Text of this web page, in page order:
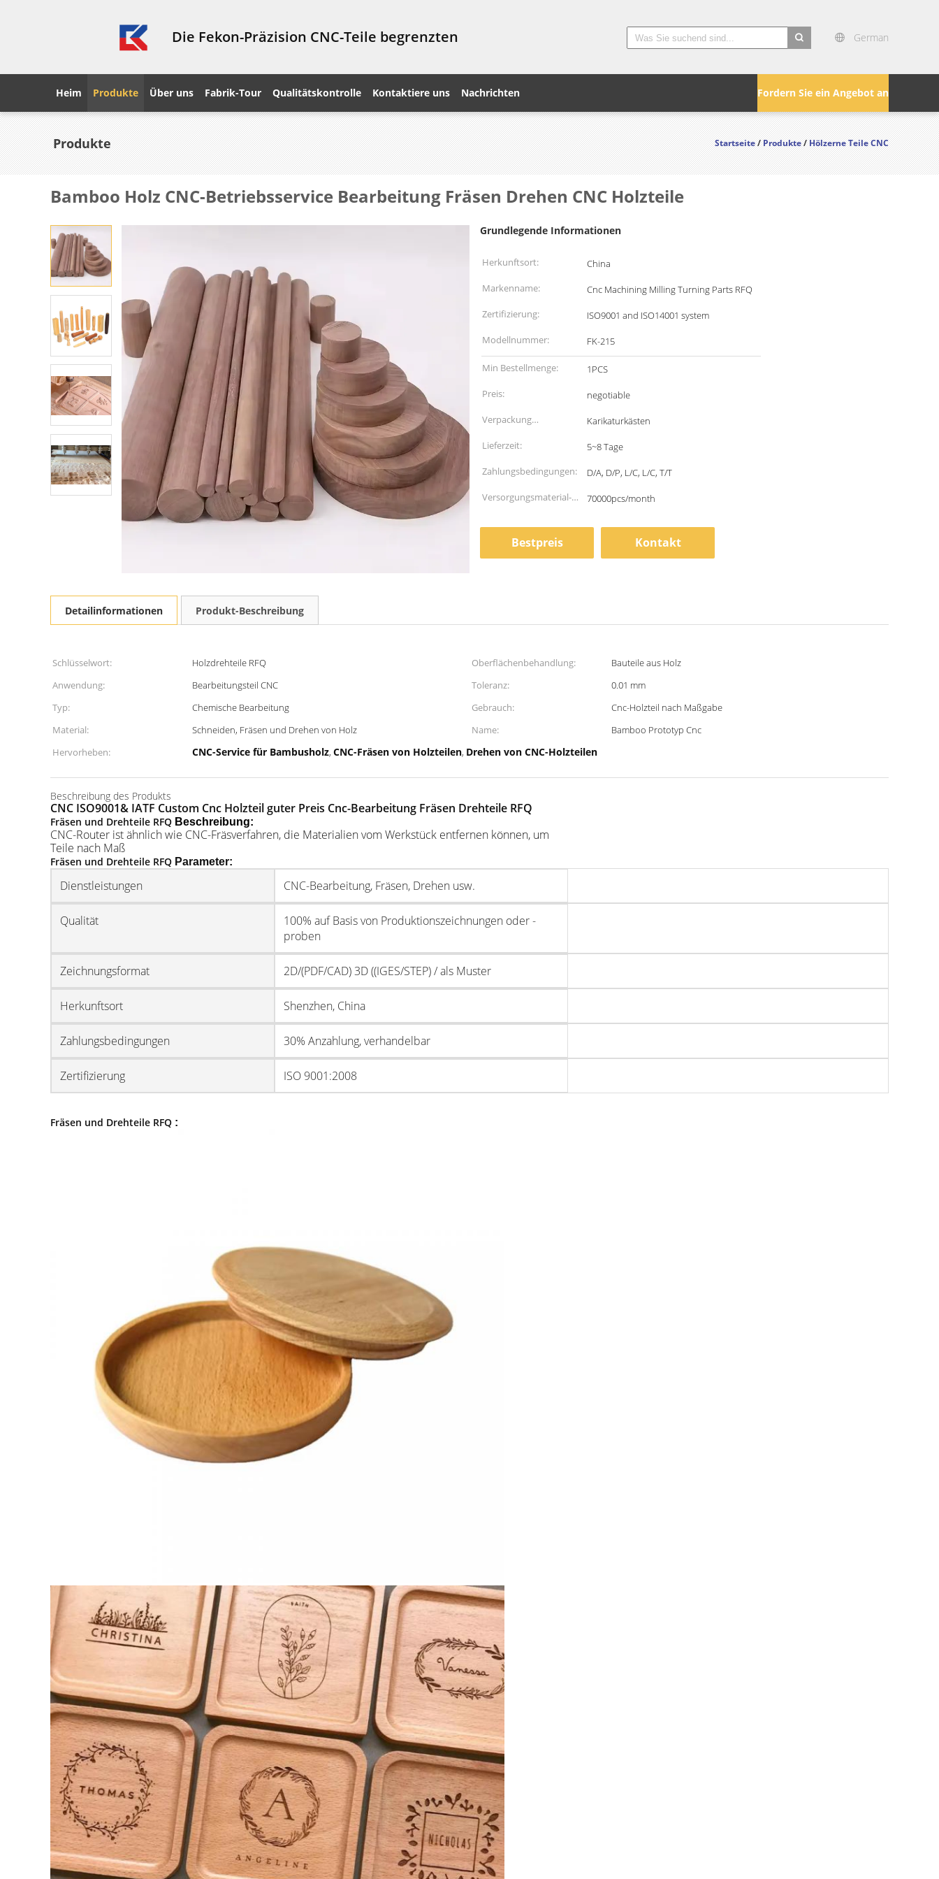
Die Fekon-Präzision CNC-Teile begrenzten German
Fordern Sie ein Angebot an
Heim Produkte Über uns Fabrik-Tour Qualitätskontrolle Kontaktiere uns Nachrichten
Produkte Startseite/Produkte/Hölzerne Teile CNC
Bamboo Holz CNC-Betriebsservice Bearbeitung Fräsen Drehen CNC Holzteile
Grundlegende Informationen
Herkunftsort:
China
Markenname:
Cnc Machining Milling Turning Parts RFQ
Zertifizierung:
ISO9001 and ISO14001 system
Modellnummer:
FK-215
Min Bestellmenge:
1PCS
Preis:
negotiable
Verpackung
Informationen:
Karikaturkästen
Lieferzeit:
5~8 Tage
Zahlungsbedingungen:
D/A, D/P, L/C, L/C, T/T
Versorgungsmaterial-
70000pcs/month
Bestpreis Kontakt
Detailinformationen Produkt-Beschreibung
Schlüsselwort: Holzdrehteile RFQ Oberflächenbehandlung:
Bauteile aus Holz
Anwendung:
Bearbeitungsteil CNC Toleranz:
0.01 mm
Typ:
Chemische Bearbeitung Gebrauch:
Cnc-Holzteil nach Maßgabe
Material:
Schneiden, Fräsen und Drehen von Holz Name:
Bamboo Prototyp Cnc
Hervorheben:
CNC-Service für Bambusholz, CNC-Fräsen von Holzteilen, Drehen von CNC-Holzteilen
Beschreibung des Produkts
CNC ISO9001& IATF Custom Cnc Holzteil guter Preis Cnc-Bearbeitung Fräsen Drehteile RFQ
Fräsen und Drehteile RFQ Beschreibung:
CNC-Router ist ähnlich wie CNC-Fräsverfahren, die Materialien vom Werkstück entfernen können, um
Teile nach Maß
Fräsen und Drehteile RFQ Parameter:
Dienstleistungen CNC-Bearbeitung, Fräsen, Drehen usw.
Qualität
100% auf Basis von Produktionszeichnungen oder -
proben
Zeichnungsformat 2D/(PDF/CAD) 3D ((IGES/STEP) / als Muster
Herkunftsort Shenzhen, China
Zahlungsbedingungen 30% Anzahlung, verhandelbar
Zertifizierung ISO 9001:2008
Fräsen und Drehteile RFQ :